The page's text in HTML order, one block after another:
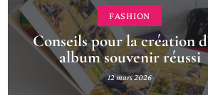
FASHION
Conseils pour la création
album souvenir réussi
12 mars 2026